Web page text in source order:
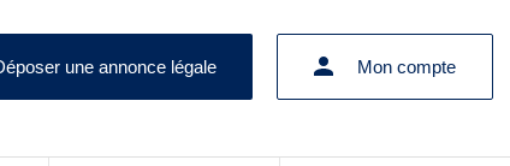
une annonce légale Mon compte